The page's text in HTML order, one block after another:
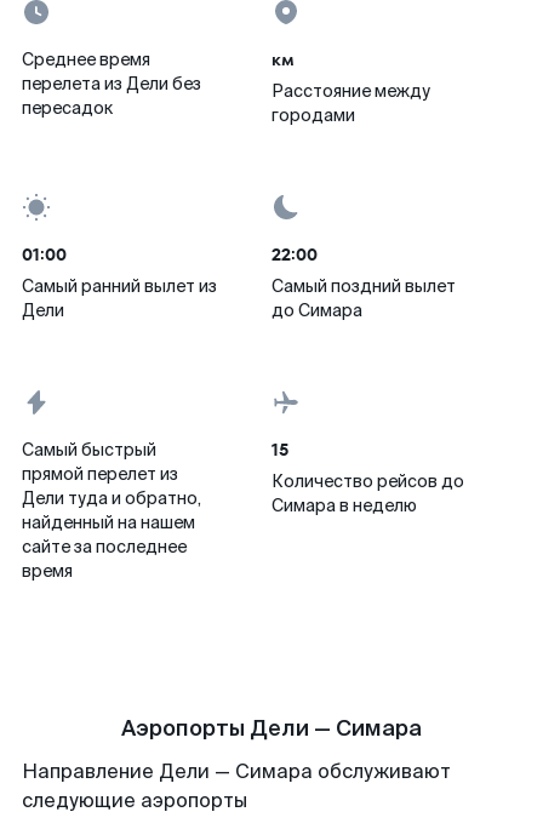
Среднее время
перелета из Дели без
пересадок
км
Расстояние между
городами
01:00
Самый ранний вылет из
Дели
22:00
Самый поздний вылет
до Симара
Самый быстрый
прямой перелет из
Дели туда и обратно,
найденный на нашем
сайте за последнее
время
15
Количество рейсов до
Симара в неделю
Аэропорты Дели — Симара
Направление Дели — Симара обслуживают
следующие аэропорты